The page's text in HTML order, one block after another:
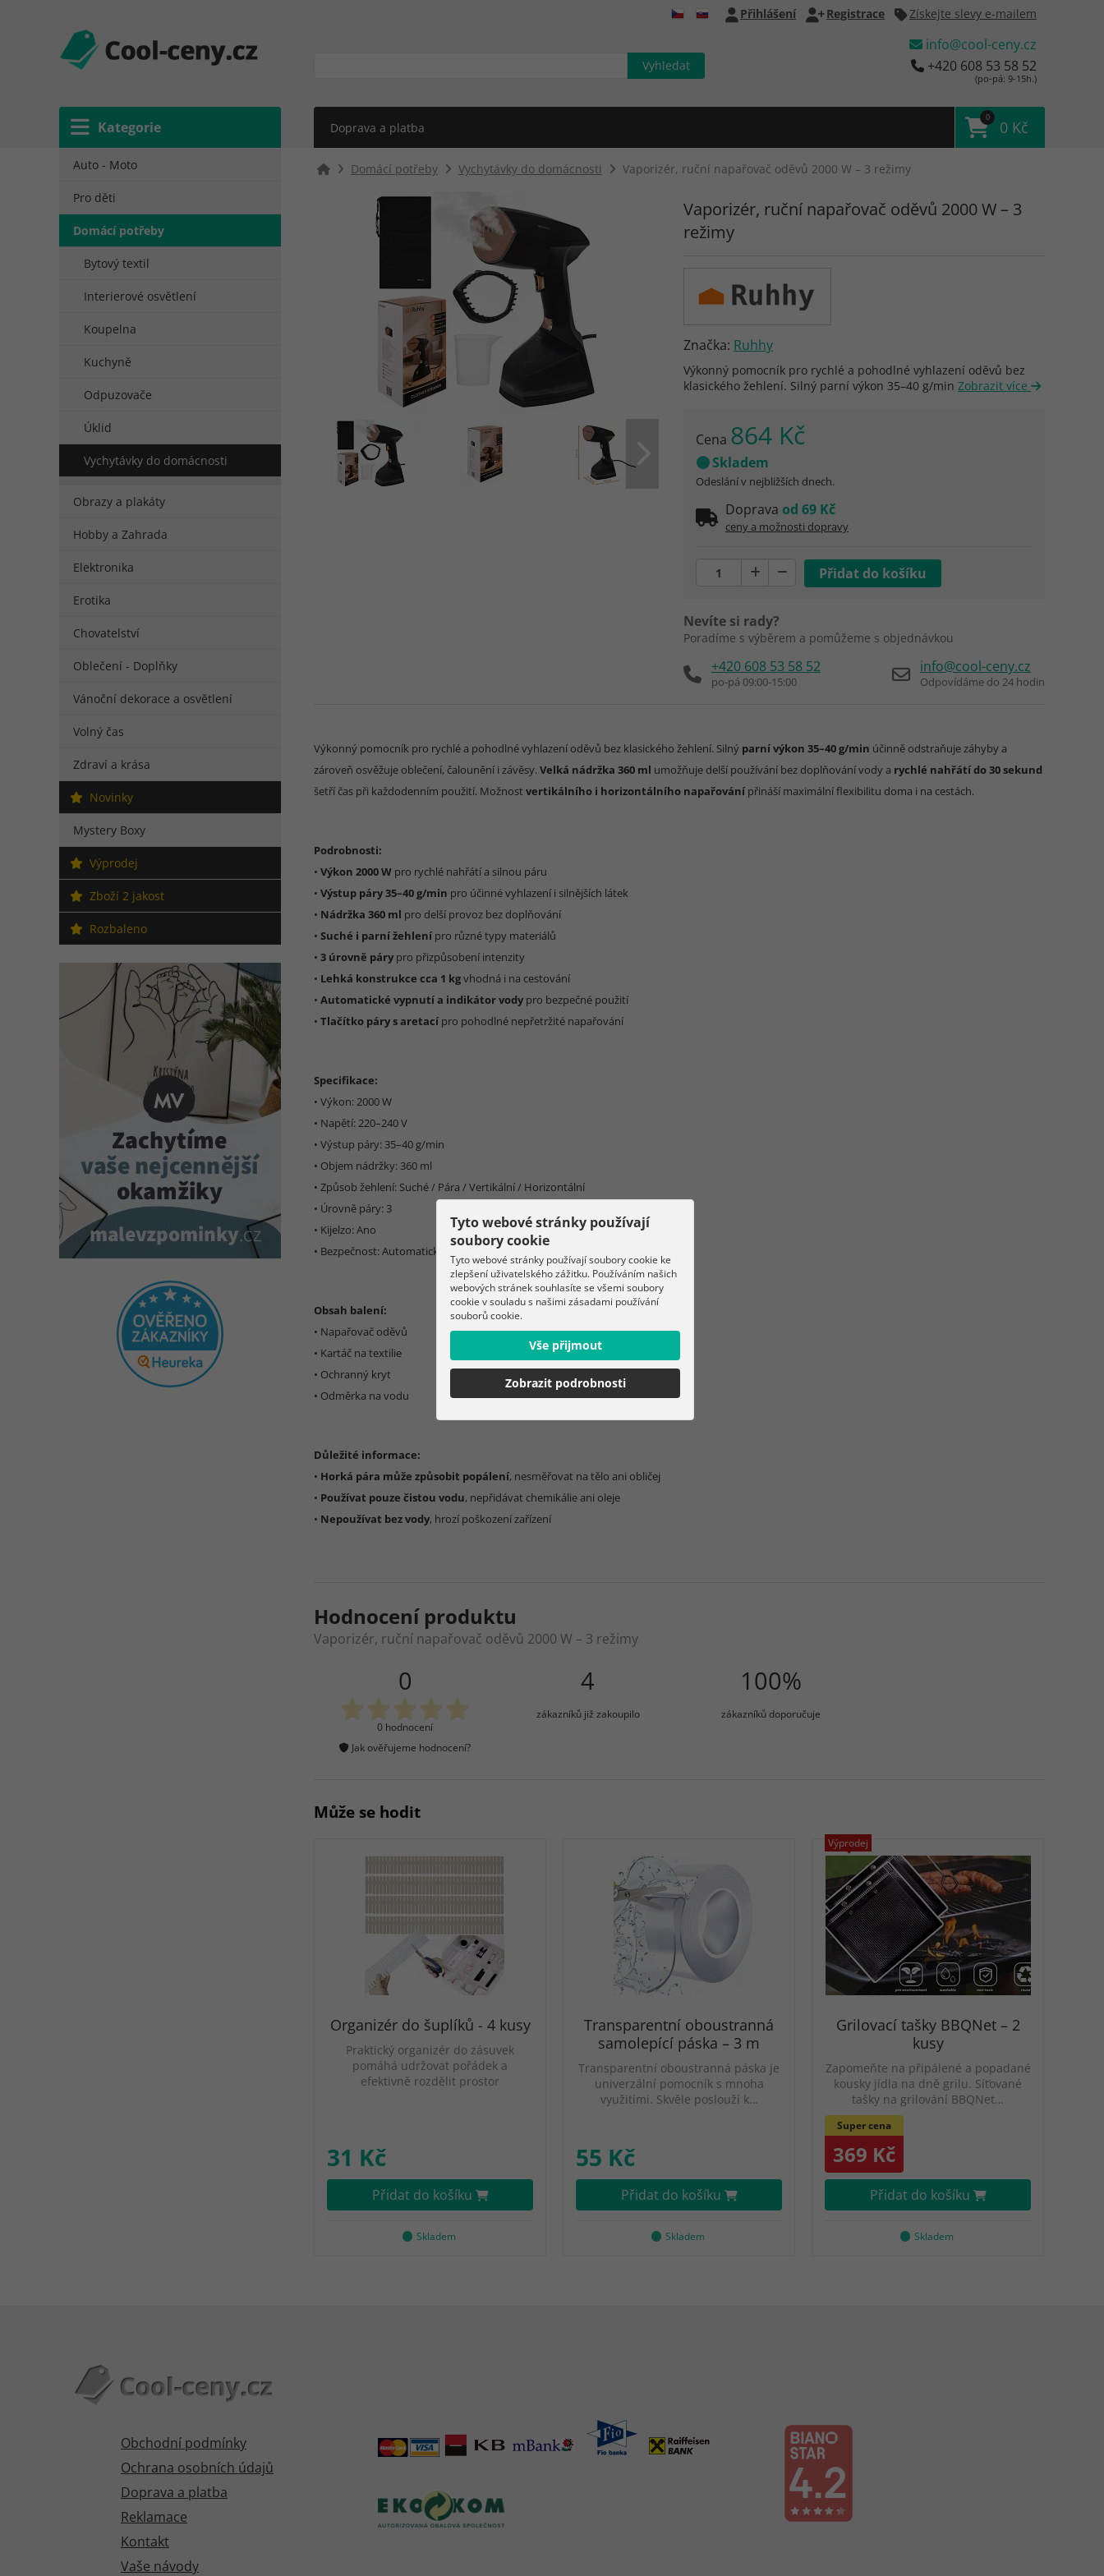
Kategorie
Přihlášení Registrace Získejte slevy e-mailem
info@cool-ceny.cz
+420 608 53 58 52
(po-pá: 9-15h.)
Doprava a platba
0
0 Kč
Auto - Moto
Pro děti
Domácí potřeby
Bytový textil
Interierové osvětlení
Koupelna
Kuchyně
Odpuzovače
Úklid
Vychytávky do domácnosti
Obrazy a plakáty
Hobby a Zahrada
Elektronika
Erotika
Chovatelství
Oblečení - Doplňky
Vánoční dekorace a osvětlení
Volný čas
Zdraví a krása
Novinky
Mystery Boxy
Výprodej
Zboží 2 jakost
Rozbaleno
Domácí potřeby Vychytávky do domácnosti Vaporizér, ruční napařovač oděvů 2000 W – 3 režimy
Vaporizér, ruční napařovač oděvů 2000 W – 3
režimy
Značka: Ruhhy
Výkonný pomocník pro rychlé a pohodlné vyhlazení oděvů bez
klasického žehlení. Silný parní výkon 35–40 g/min Zobrazit více
Cena 864 Kč
Skladem
Odeslání v nejbližších dnech.
Doprava od 69 Kč
ceny a možnosti dopravy
Nevíte si rady?
Poradíme s výběrem a pomůžeme s objednávkou
+420 608 53 58 52
po-pá 09:00-15:00
info@cool-ceny.cz
Odpovídáme do 24 hodin
Výkonný pomocník pro rychlé a pohodlné vyhlazení oděvů bez klasického žehlení. Silný parní výkon 35–40 g/min účinně odstraňuje záhyby a
zároveň osvěžuje oblečení, čalounění i závěsy.Velká nádržka 360 ml umožňuje delší používání bez doplňování vody a rychlé nahřátí do 30 sekund
šetří čas při každodenním použití. Možnost vertikálního i horizontálního napařování přináší maximální flexibilitu doma i na cestách.
Podrobnosti:
• Výkon 2000 W pro rychlé nahřátí a silnou páru
• Výstup páry 35–40 g/min pro účinné vyhlazení i silnějších látek
• Nádržka 360 ml pro delší provoz bez doplňování
• Suché i parní žehlení pro různé typy materiálů
• 3 úrovně páry pro přizpůsobení intenzity
• Lehká konstrukce cca 1 kgvhodná i na cestování
• Automatické vypnutí a indikátor vody pro bezpečné použití
• Tlačítko páry s aretací pro pohodlné nepřetržité napařování
Specifikace:
• Výkon: 2000 W
• Napětí: 220–240 V
• Výstup páry: 35–40 g/min
• Objem nádržky: 360 ml
• Způsob žehlení: Suché / Pára / Vertikální / Horizontální
• Úrovně páry: 3
• Kijelzo: Ano
• Bezpečnost: Automatické vypnutí, Indikátor nedostatku vody
Obsah balení:
• Napařovač oděvů
• Kartáč na textilie
• Ochranný kryt
• Odměrka na vodu
Důležité informace:
• Horká pára může způsobit popálení, nesměřovat na tělo ani obličej
• Používat pouze čistou vodu, nepřidávat chemikálie ani oleje
• Nepoužívat bez vody, hrozí poškození zařízení
Hodnocení produktu
Vaporizér, ruční napařovač oděvů 2000 W – 3 režimy
0
0 hodnocení
Jak ověřujeme hodnocení?
4
zákazníků již zakoupilo
100%
zákazníků doporučuje
Může se hodit
Organizér do šuplíků - 4 kusy
Praktický organizér do zásuvek
pomáhá udržovat pořádek a
efektivně rozdělit prostor
31 Kč
Přidat do košíku
Skladem
Transparentní oboustranná
samolepící páska – 3 m
Transparentní oboustranná páska je
univerzální pomocník s mnoha
využitími. Skvěle poslouží k…
55 Kč
Přidat do košíku
Skladem
Výprodej
Grilovací tašky BBQNet – 2
kusy
Zapomeňte na připálené a popadané
kousky jídla na dně grilu. Síťované
tašky na grilování BBQNet…
Super cena
369 Kč
Přidat do košíku
Skladem
Obchodní podmínky
Ochrana osobních údajů
Doprava a platba
Reklamace
Kontakt
Vaše návody
Tyto webové stránky používají
soubory cookie
Tyto webové stránky používají soubory cookie ke
zlepšení uživatelského zážitku. Používáním našich
webových stránek souhlasíte se všemi soubory
cookie v souladu s našimi zásadami používání
souborů cookie.
Vše přijmout
Zobrazit podrobnosti